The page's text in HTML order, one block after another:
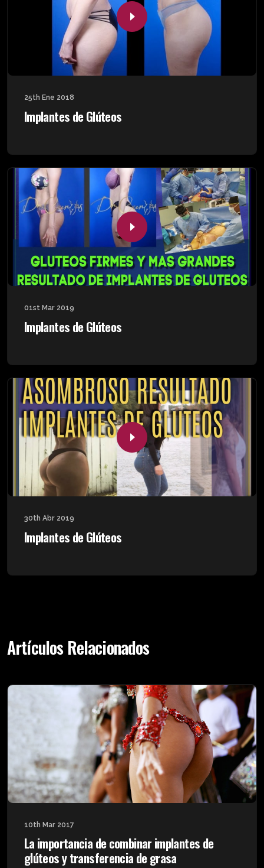
25th Ene 2018
Implantes de Glúteos
01st Mar 2019
Implantes de Glúteos
30th Abr 2019
Implantes de Glúteos
Artículos Relacionados
10th Mar 2017
La importancia de combinar implantes de
glúteos y transferencia de grasa